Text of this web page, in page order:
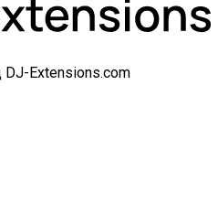
DJ-Extensions.com